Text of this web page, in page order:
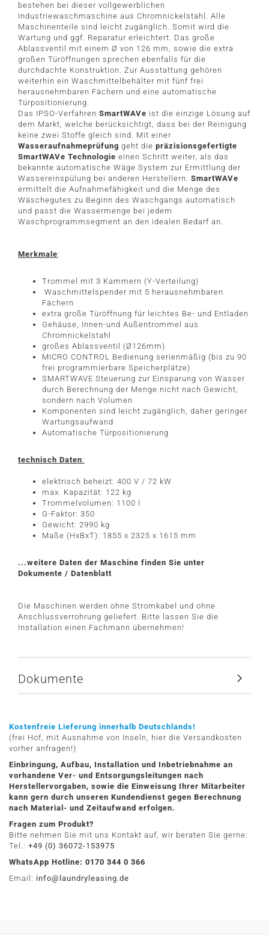
bestehen bei dieser vollgewerblichen
Industriewaschmaschine aus Chromnickelstahl. Alle
Maschinenteile sind leicht zugänglich. Somit wird die
Wartung und ggf. Reparatur erleichtert. Das große
Ablassventil mit einem Ø von 126 mm, sowie die extra
großen Türöffnungen sprechen ebenfalls für die
durchdachte Konstruktion. Zur Ausstattung gehören
weiterhin ein Waschmittelbehälter mit fünf frei
herausnehmbaren Fächern und eine automatische
Türpositionierung.
Das IPSO-Verfahren SmartWAVe ist die einzige Lösung auf
dem Markt, welche berücksichtigt, dass bei der Reinigung
keine zwei Stoffe gleich sind. Mit einer
Wasseraufnahmeprüfung geht die präzisionsgefertigte
SmartWAVe Technologie einen Schritt weiter, als das
bekannte automatische Wäge System zur Ermittlung der
Wassereinspülung bei anderen Herstellern. SmartWAVe
ermittelt die Aufnahmefähigkeit und die Menge des
Wäschegutes zu Beginn des Waschgangs automatisch
und passt die Wassermenge bei jedem
Waschprogrammsegment an den idealen Bedarf an.
Merkmale:
Trommel mit 3 Kammern (Y-Verteilung)
Waschmittelspender mit 5 herausnehmbaren
Fächern
extra große Türöffnung für leichtes Be- und Entladen
Gehäuse, Innen-und Außentrommel aus
Chromnickelstahl
großes Ablassventil (Ø126mm)
MICRO CONTROL Bedienung serienmäßig (bis zu 90
frei programmierbare Speicherplätze)
SMARTWAVE Steuerung zur Einsparung von Wasser
durch Berechnung der Menge nicht nach Gewicht,
sondern nach Volumen
Komponenten sind leicht zugänglich, daher geringer
Wartungsaufwand
Automatische Türpositionierung
technisch Daten:
elektrisch beheizt: 400 V / 72 kW
max. Kapazität: 122 kg
Trommelvolumen: 1100 l
G-Faktor: 350
Gewicht: 2990 kg
Maße (HxBxT): 1855 x 2325 x 1615 mm
...weitere Daten der Maschine finden Sie unter
Dokumente / Datenblatt
Die Maschinen werden ohne Stromkabel und ohne
Anschlussverrohrung geliefert. Bitte lassen Sie die
Installation einen Fachmann übernehmen!
Dokumente
Kostenfreie Lieferung innerhalb Deutschlands!
(frei Hof, mit Ausnahme von Inseln, hier die Versandkosten
vorher anfragen!)
Einbringung, Aufbau, Installation und Inbetriebnahme an
vorhandene Ver- und Entsorgungsleitungen nach
Herstellervorgaben, sowie die Einweisung Ihrer Mitarbeiter
kann gern durch unseren Kundendienst gegen Berechnung
nach Material- und Zeitaufwand erfolgen.
Fragen zum Produkt?
Bitte nehmen Sie mit uns Kontakt auf, wir beraten Sie gerne:
Tel.: +49 (0) 36072-153975
WhatsApp Hotline: 0170 344 0 366
Email: info@laundryleasing.de